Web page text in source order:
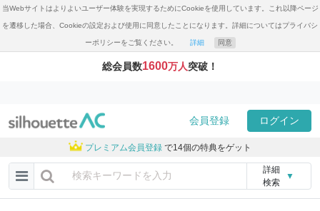
当Webサイトはよりよいユーザー体験を実現するためにCookieを使用しています。これ以降ページ
を遷移した場合、Cookieの設定および使用に同意したことになります。詳細についてはプライバシ
ーポリシーをご覧ください。 詳細 同意
総会員数1600万人突破！
会員登録 ログイン
プレミアム会員登録 で14個の特典をゲット
詳細
検索
▼